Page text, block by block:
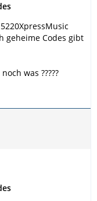
geheime Codes gibt
was ?????